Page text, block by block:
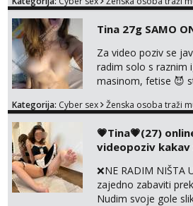
videopoziv ili se
videa, gacice i
UŽIVO🤬 🤬 NE
RADIM UŽIVO🤬 🤬
NE RADIM UŽIVO🤬...
Tina 27g SAMO
Za video poziv se
radim solo s raznim
masinom, fetise 😈
u svim
tipkanje❗radim
PROVJERU
NIŠTA UŽIVO ME
091 912 3322...
Kategorija: Cyber sex Ženska osoba traži
💗Tina💗(27)
videopoziv kakav
❌NE RADIM NIŠTA
zajedno zabaviti
Nudim svoje gole